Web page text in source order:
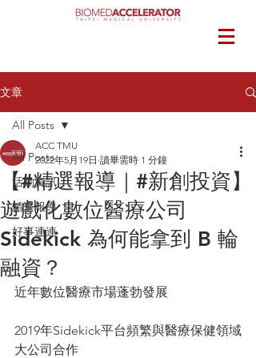
文章
All Posts
活動資訊
精選報導
好事連連
All Posts
【#精選報導｜#新創投資】
遊戲化數位醫療公司
Sidekick 為何能拿到 B 輪
融資？
ACC TMU
2022年5月19日 讀畢需時 1 分鐘
近年數位醫療市場蓬勃發展
2019年Sidekick平台頻繁與醫療保健領域
大公司合作